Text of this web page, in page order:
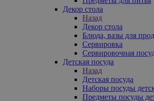
Декор стола
Назад
Декор стола
Блюда, вазы для
Сервировка
Сервировочная
Детская посуда
Назад
Детская посуда
Наборы посуды
Предметы посуды